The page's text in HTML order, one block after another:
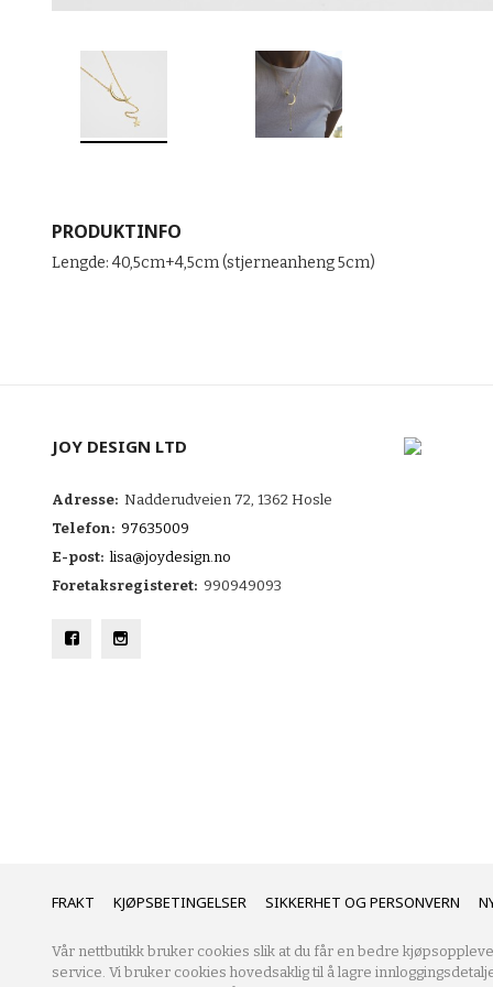
PRODUKTINFO
Lengde: 40,5cm+4,5cm (stjerneanheng 5cm)
JOY DESIGN LTD
Adresse: Nadderudveien 72, 1362 Hosle
Telefon: 97635009
E-post: lisa@joydesign.no
Foretaksregisteret: 990949093
FRAKT KJØPSBETINGELSER SIKKERHET OG PERSONVERN
Vår nettbutikk bruker cookies slik at du får en bedre
service. Vi bruker cookies hovedsaklig til å lagre